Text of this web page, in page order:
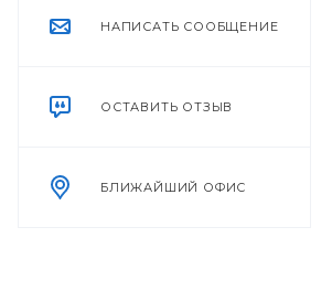
НАПИСАТЬ СООБЩЕНИЕ
ОСТАВИТЬ ОТЗЫВ
БЛИЖАЙШИЙ ОФИС